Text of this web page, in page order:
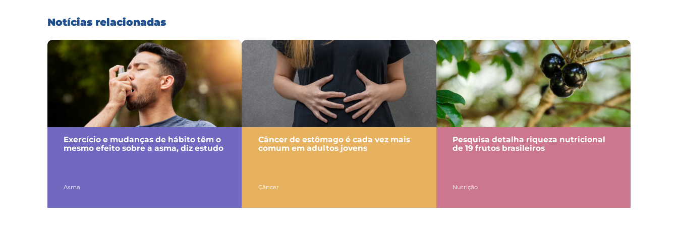
Notícias relacionadas
Exercício e mudanças de hábito têm o
mesmo efeito sobre a asma, diz estudo
Asma
Câncer de estômago é cada vez mais
comum em adultos jovens
Câncer
Pesquisa detalha riqueza nutricional
de 19 frutos brasileiros
Nutrição